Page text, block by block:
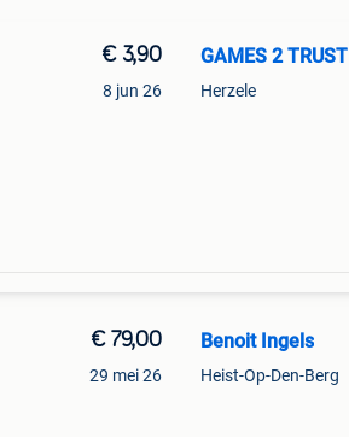
€ 3,90
8 jun 26
GAMES 2 TRUST
Herzele
€ 79,00
29 mei 26
Benoit Ingels
Heist-Op-Den-Berg